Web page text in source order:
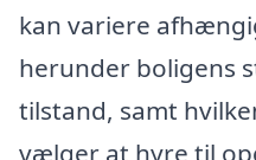
kan variere
herunder boligens
tilstand, samt
vælger at hyre til